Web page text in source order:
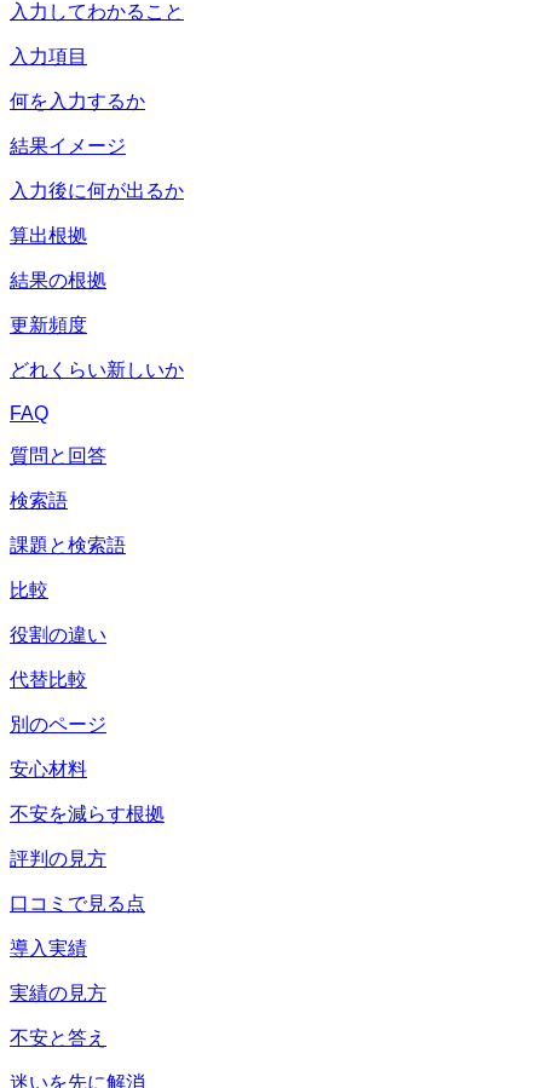
入力してわかること
入力項目
何を入力するか
結果イメージ
入力後に何が出るか
算出根拠
結果の根拠
更新頻度
どれくらい新しいか
FAQ
質問と回答
検索語
課題と検索語
比較
役割の違い
代替比較
別のページ
安心材料
不安を減らす根拠
評判の見方
口コミで見る点
導入実績
実績の見方
不安と答え
迷いを先に解消